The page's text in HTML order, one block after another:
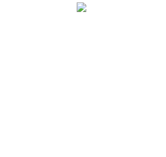
ultimul raspuns:Ikarus_260